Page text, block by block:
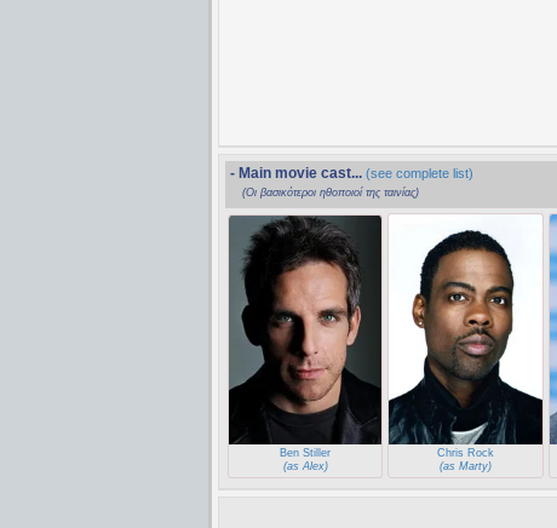
- Main movie cast... (see complete list)
(Οι βασικότεροι ηθοποιοί της ταινίας)
Ben Stiller
(as Alex)
Chris Rock
(as Marty)